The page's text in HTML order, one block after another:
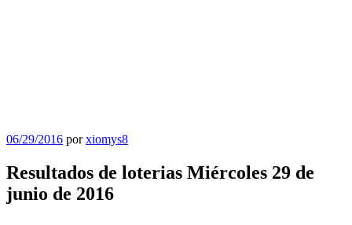
Publicado
06/29/2016 porxiomys8
Resultados de loterias Miércoles 29 de
junio de 2016